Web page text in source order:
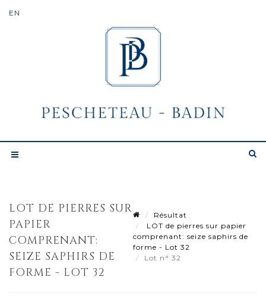
LOT DE PIERRES SUR
PAPIER
COMPRENANT:
SEIZE SAPHIRS DE
FORME - LOT 32
Résultat
LOT de pierres sur papier
comprenant: seize saphirs de
forme - Lot 32
Lot n° 32